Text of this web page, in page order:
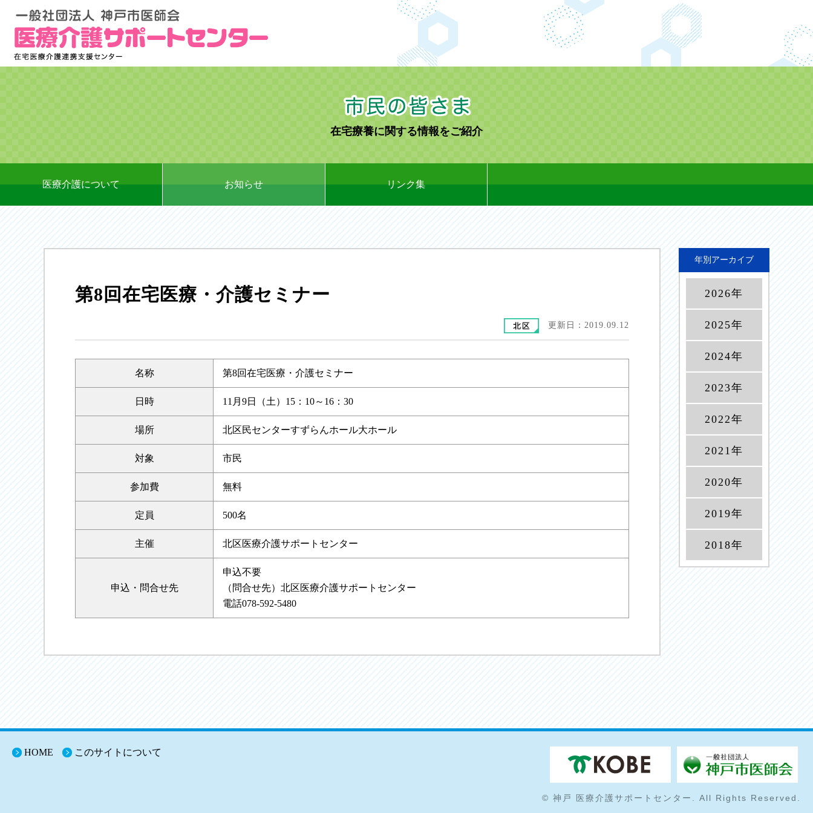
在宅療養に関する情報をご紹介
医療介護について お知らせ リンク集
第8回在宅医療・介護セミナー
更新日：2019.09.12
名称 第8回在宅医療・介護セミナー
日時 11月9日（土）15：10～16：30
場所 北区民センターすずらんホール大ホール
対象 市民
参加費 無料
定員 500名
主催 北区医療介護サポートセンター
申込・ 問合せ先
申込不要
（問合せ先）北区医療介護サポートセンター
電話078-592-5480
年別アーカイブ
2026年
2025年
2024年
2023年
2022年
2021年
2020年
2019年
2018年
HOME このサイトについて
© 神戸 医療介護サポートセンター. All Rights Reserved.